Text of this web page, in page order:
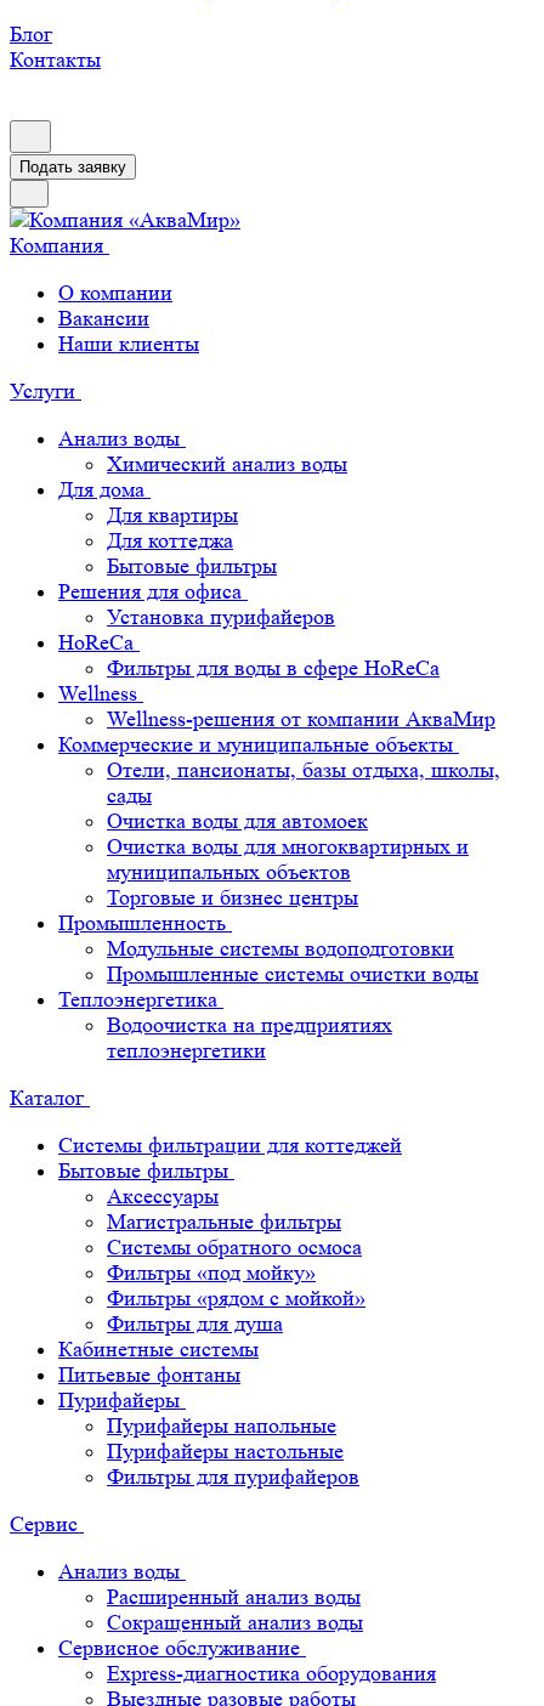
Блог
Контакты
Подать заявку
Компания
О компании
Вакансии
Наши клиенты
Услуги
Анализ воды
Химический анализ воды
Для дома
Для квартиры
Для коттеджа
Бытовые фильтры
Решения для офиса
Установка пурифайеров
HoReCa
Фильтры для воды в сфере HoReCa
Wellness
Wellness-решения от компании АкваМир
Коммерческие и муниципальные объекты
Отели, пансионаты, базы отдыха, школы,
сады
Очистка воды для автомоек
Очистка воды для многоквартирных и
муниципальных объектов
Торговые и бизнес центры
Промышленность
Модульные системы водоподготовки
Промышленные системы очистки воды
Теплоэнергетика
Водоочистка на предприятиях
теплоэнергетики
Каталог
Системы фильтрации для коттеджей
Бытовые фильтры
Аксессуары
Магистральные фильтры
Системы обратного осмоса
Фильтры «под мойку»
Фильтры «рядом с мойкой»
Фильтры для душа
Кабинетные системы
Питьевые фонтаны
Пурифайеры
Пурифайеры напольные
Пурифайеры настольные
Фильтры для пурифайеров
Сервис
Анализ воды
Расширенный анализ воды
Сокращенный анализ воды
Сервисное обслуживание
Express-диагностика оборудования
Выездные разовые работы